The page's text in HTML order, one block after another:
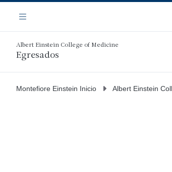
contenido
principal
Navegación
Menú
Albert Einstein College of Medicine
Egresados
Montefiore Einstein Inicio Albert Einstein